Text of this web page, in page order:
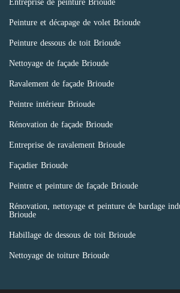
Entreprise de peinture Brioude
Peinture et décapage de volet Brioude
Peinture dessous de toit Brioude
Nettoyage de façade Brioude
Ravalement de façade Brioude
Peintre intérieur Brioude
Rénovation de façade Brioude
Entreprise de ravalement Brioude
Façadier Brioude
Peintre et peinture de façade Brioude
Rénovation, nettoyage et peinture de bardage
Brioude
Habillage de dessous de toit Brioude
Nettoyage de toiture Brioude